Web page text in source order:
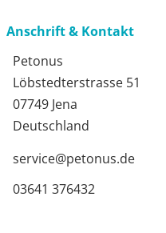
Anschrift & Kontakt
Petonus
Löbstedterstrasse 51
07749 Jena
Deutschland
service@petonus.de
03641 376432